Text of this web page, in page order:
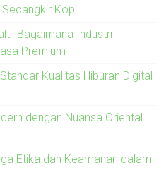
Kopi
Bagaimana Industri
Premium
Kualitas Hiburan Digital
dengan Nuansa Oriental
Etika dan Keamanan dalam